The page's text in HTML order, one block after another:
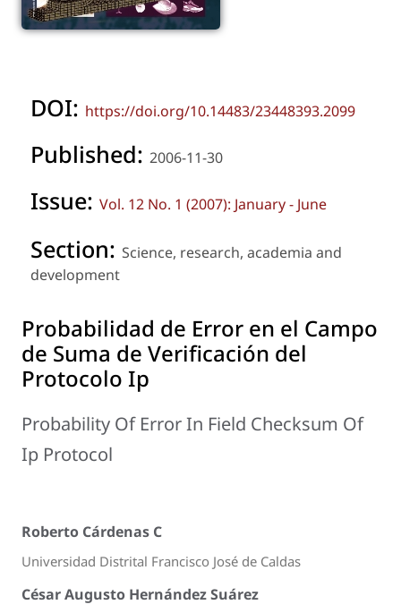
DOI: https://doi.org/10.14483/23448393.2099
Published: 2006-11-30
Issue: Vol. 12 No. 1 (2007): January - June
Section: Science, research, academia and
development
Probabilidad de Error en el Campo
de Suma de Verificación del
Protocolo Ip
Probability Of Error In Field Checksum Of
Ip Protocol
Roberto Cárdenas C
Universidad Distrital Francisco José de Caldas
César Augusto Hernández Suárez